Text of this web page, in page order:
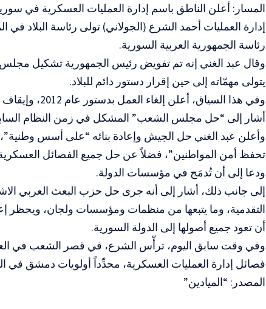
المسار: أعلن الناطق باسم إدارة العمليات العسكرية في
إدارة العمليات أحمد الشرع (الجولاني) تولى رئاسة البلاد في
رئاسة الجمهورية العربية السورية.
وقال عبد الغني إنه تم تفويض رئيس الجمهورية تشكيل مجلس
يتولى مهمّاته إلى حين إقرار دستور دائم للبلاد.
وفي هذا السياق،
أشار إلى “حل مجلس الشعب” المشكل في زمن النظام
وأعلن عبد الغني حل الجيش وإعادة بنائه “على أسس
تحفظ أمن المواطنين”، فضلاً عن حل جميع الفصائل العسكرية
ودعا إلى أن تُدمَج في مؤسسات الدولة.
إلى جانب ذلك، أشار إلى أنه جرى حل حزب البعث العربي
التقدمية، وما يتبعها من منظمات ومؤسسات ولجان، ويحظر
أن تعود جميع أصولها إلى الدولة السورية.
وفي وقت سابق اليوم، ترأّس الشرع، في قصر الشعب في
فصائل إدارة العمليات العسكرية، محدِّداً أولويات دمشق في
المصدر: “الميادين”